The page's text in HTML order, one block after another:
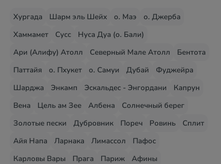
Хургада Шарм эль Шейх о. Маэ
о. Джерба
Хаммамет
Сусс
Нуса Дуа (о. Бали)
Ари (Алифу) Атолл
Северный Мале Атолл
Бентота
Паттайя
о. Пхукет о. Самуи Дубай
Фуджейра
Шарджа
Энкамп Эскальдес - Энгордани
Капрун
Вена
Цель ам Зее Албена
Солнечный берег
Золотые пески
Дубровник Пореч Ровинь
Сплит
Айя Напа
Ларнака Лимассол
Пафос
Карловы Вары
Прага Париж
Афины